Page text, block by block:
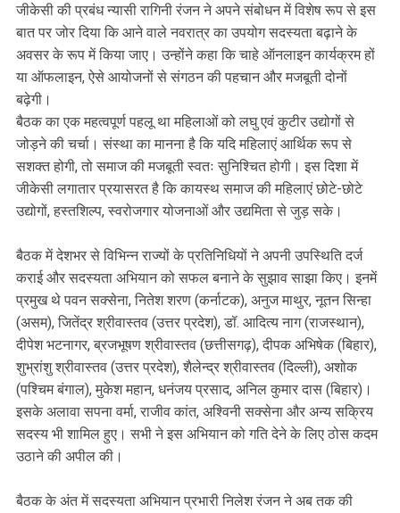
जीकेसी की प्रबंध न्यासी रागिनी रंजन ने अपने संबोधन में विशेष रूप से इस
बात पर जोर दिया कि आने वाले नवरात्र का उपयोग सदस्यता बढ़ाने के
अवसर के रूप में किया जाए। उन्होंने कहा कि चाहे ऑनलाइन कार्यक्रम हों
या ऑफलाइन, ऐसे आयोजनों से संगठन की पहचान और मजबूती दोनों
बढ़ेगी।
बैठक का एक महत्वपूर्ण पहलू था महिलाओं को लघु एवं कुटीर उद्योगों से
जोड़ने की चर्चा। संस्था का मानना है कि यदि महिलाएं आर्थिक रूप से
सशक्त होगी, तो समाज की मजबूती स्वतः सुनिश्चित होगी। इस दिशा में
जीकेसी लगातार प्रयासरत है कि कायस्थ समाज की महिलाएं छोटे-छोटे
उद्योगों, हस्तशिल्प, स्वरोजगार योजनाओं और उद्यमिता से जुड़ सके।
बैठक में देशभर से विभिन्न राज्यों के प्रतिनिधियों ने अपनी उपस्थिति दर्ज
कराई और सदस्यता अभियान को सफल बनाने के सुझाव साझा किए। इनमें
प्रमुख थे पवन सक्सेना, नितेश शरण (कर्नाटक), अनुज माथुर, नूतन सिन्हा
(असम), जितेंद्र श्रीवास्तव (उत्तर प्रदेश), डॉ. आदित्य नाग (राजस्थान),
दीपेश भटनागर, ब्रजभूषण श्रीवास्तव (छत्तीसगढ़), दीपक अभिषेक (बिहार),
शुभ्रांशु श्रीवास्तव (उत्तर प्रदेश), शैलेन्द्र श्रीवास्तव (दिल्ली), अशोक
(पश्चिम बंगाल), मुकेश महान, धनंजय प्रसाद, अनिल कुमार दास (बिहार)।
इसके अलावा सपना वर्मा, राजीव कांत, अश्विनी सक्सेना और अन्य सक्रिय
सदस्य भी शामिल हुए। सभी ने इस अभियान को गति देने के लिए ठोस कदम
उठाने की अपील की।
बैठक के अंत में सदस्यता अभियान प्रभारी निलेश रंजन ने अब तक की